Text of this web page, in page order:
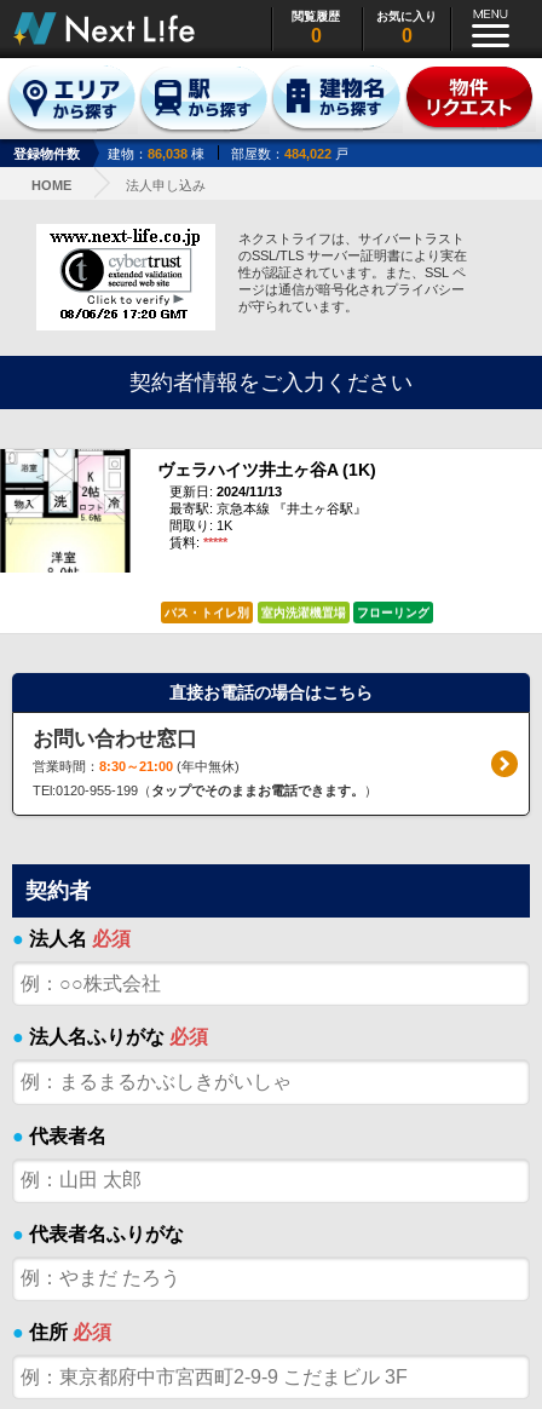
閲覧履歴
0
お気に入り
0
登録物件数 建物： 86,038 棟 部屋数： 484,022 戸
HOME 法人申し込み
ネクストライフは、サイバートラスト
のSSL/TLS サーバー証明書により実在
性が認証されています。また、SSL ペ
ージは通信が暗号化されプライバシー
が守られています。
契約者情報をご入力ください
ヴェラハイツ井土ヶ谷A (1K)
更新日: 2024/11/13
最寄駅: 京急本線 『井土ヶ谷駅』
間取り: 1K
賃料: *****
バス・トイレ別 室内洗濯機置場 フローリング
直接お電話の場合はこちら
お問い合わせ窓口
営業時間： 8:30～21:00(年中無休)
TEl:0120-955-199（ タップでそのままお電話できます。 ）
契約者
● 法人名 必須
● 法人名ふりがな 必須
● 代表者名
● 代表者名ふりがな
● 住所 必須